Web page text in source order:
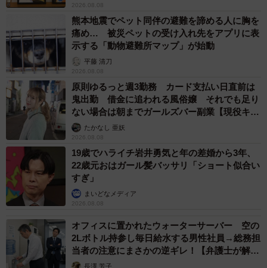
2026.08.08
熊本地震でペット同伴の避難を諦める人に胸を
痛め… 被災ペットの受け入れ先をアプリに表
示する「動物避難所マップ」が始動
平藤 清刀
2026.08.08
原則ゆるっと週3勤務 カード支払い日直前は
鬼出勤 借金に追われる風俗嬢 それでも足り
ない場合は朝までガールズバー副業【現役キャ
ストに取材】
たかなし 亜妖
2026.08.08
19歳でハライチ岩井勇気と年の差婚から3年、
22歳元おはガール髪バッサリ「ショート似合い
すぎ」
まいどなメディア
2026.08.08
オフィスに置かれたウォーターサーバー 空の
2Lボトル持参し毎日給水する男性社員→総務担
当者の注意にまさかの逆ギレ！【弁護士が解
説】長澤 芳子